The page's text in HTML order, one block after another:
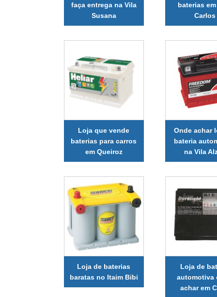
faça entrega na Vila
Susana
baterias
Carlos
Loja que vende
baterias para carros
em Queiroz
Onde achar
bateria
na Vila
Loja de baterias
baratas no Itaim Bibi
Loja de
automotiva
achar em